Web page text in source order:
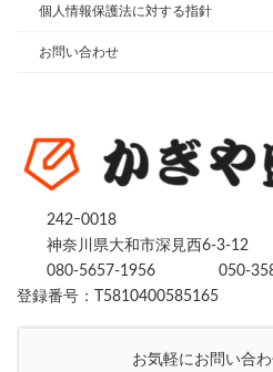
個人情報保護法に対する指針
お問い合わせ
242ｰ0018
神奈川県大和市深見西6-3-12
080-5657-1956
050-
登録番号：T5810400585165
お気軽にお問い合わ